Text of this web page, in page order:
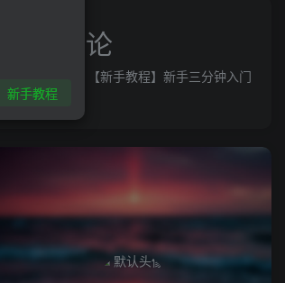
近期评论
【新手教程】新手三分钟入门
AI全自动搭建
新手教程